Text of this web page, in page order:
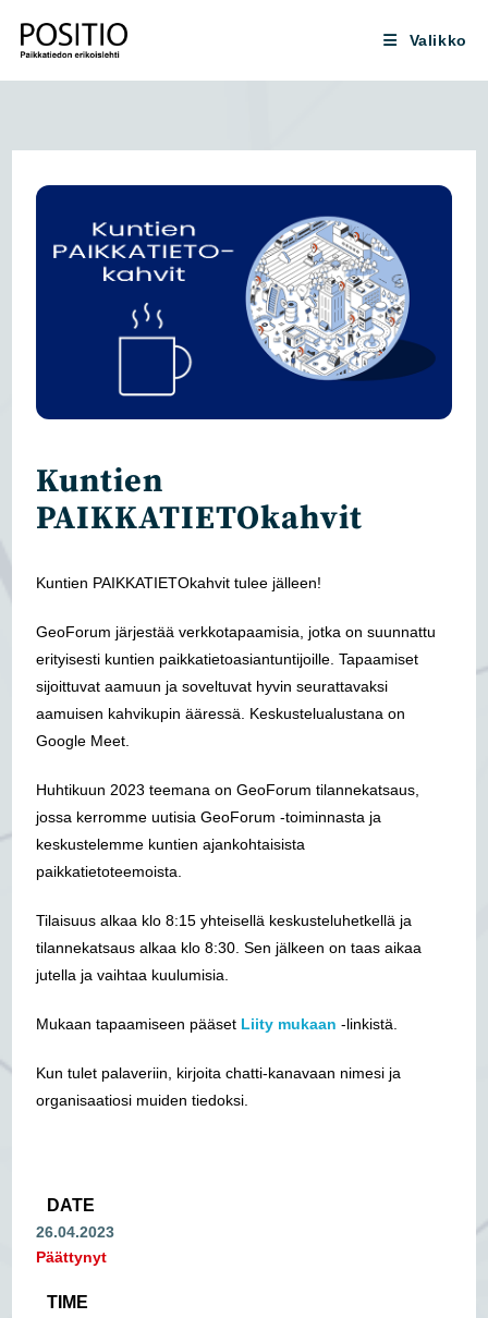
suoraan
sisältöön
Valikko
Kuntien
PAIKKATIETOkahvit
Kuntien PAIKKATIETOkahvit tulee jälleen!
GeoForum järjestää verkkotapaamisia, jotka on suunnattu
erityisesti kuntien paikkatietoasiantuntijoille. Tapaamiset
sijoittuvat aamuun ja soveltuvat hyvin seurattavaksi
aamuisen kahvikupin ääressä. Keskustelualustana on
Google Meet.
Huhtikuun 2023 teemana on GeoForum tilannekatsaus,
jossa kerromme uutisia GeoForum -toiminnasta ja
keskustelemme kuntien ajankohtaisista
paikkatietoteemoista.
Tilaisuus alkaa klo 8:15 yhteisellä keskusteluhetkellä ja
tilannekatsaus alkaa klo 8:30. Sen jälkeen on taas aikaa
jutella ja vaihtaa kuulumisia.
Mukaan tapaamiseen pääset Liity mukaan -linkistä.
Kun tulet palaveriin, kirjoita chatti-kanavaan nimesi ja
organisaatiosi muiden tiedoksi.
DATE
26.04.2023
Päättynyt
TIME